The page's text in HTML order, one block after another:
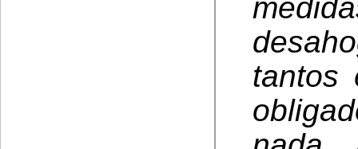
tantos